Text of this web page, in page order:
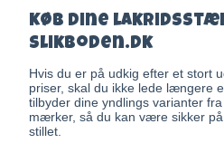
Køb dine
Slikboden.dk
Hvis du er på udkig efter et stort
priser, skal du ikke lede længere
tilbyder dine yndlings varianter
mærker, så du kan være sikker
stillet.